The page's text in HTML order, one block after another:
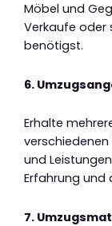
Möbel und
Verkaufe oder
benötigst.
6.
Erhalte
verschiedenen
und
Erfahrung und
7.